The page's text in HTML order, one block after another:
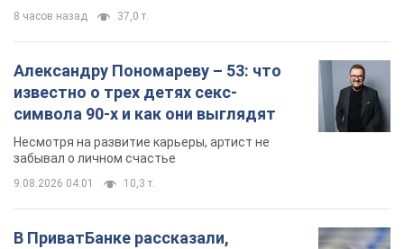
8 часов назад 37,0 т.
Александру Пономареву – 53: что
известно о трех детях секс-
символа 90-х и как они выглядят
Несмотря на развитие карьеры, артист не
забывал о личном счастье
9.08.2026 04:01 10,3 т.
В ПриватБанке рассказали,